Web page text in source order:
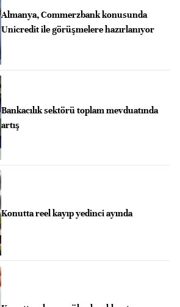
Almanya, Commerzbank konusunda
Unicredit ile görüşmelere hazırlanıyor
Bankacılık sektörü toplam mevduatında
artış
Konutta reel kayıp yedinci ayında